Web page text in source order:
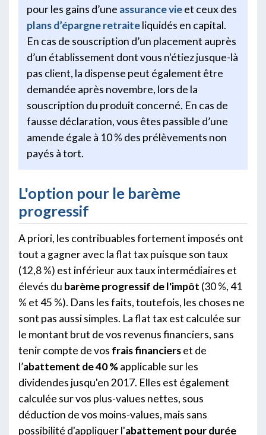
pour les gains d’une assurance vieet ceux des
plans d’épargne retraiteliquidés en capital.
En cas de souscription d’un placement auprès
d’un établissement dont vous n'étiez jusque-là
pas client, la dispense peut également être
demandée après novembre, lors de la
souscription du produit concerné. En cas de
fausse déclaration, vous êtes passible d’une
amende égale à 10 % des prélèvements non
payés à tort.
L'option pour le barème
progressif
A priori, les contribuables fortement imposés ont
tout a gagner avec la flat tax puisque son taux
(12,8 %) est inférieur aux taux intermédiaires et
élevés du barème progressif de l'impôt (30 %, 41
% et 45 %). Dans les faits, toutefois, les choses ne
sont pas aussi simples. La flat tax est calculée sur
le montant brut de vos revenus financiers, sans
tenir compte de vos frais financierset de
l’abattement de 40 %applicable sur les
dividendes jusqu'en 2017. Elles est également
calculée sur vos plus-values nettes, sous
déduction de vos moins-values, mais sans
possibilité d'appliquer l'abattement pour durée